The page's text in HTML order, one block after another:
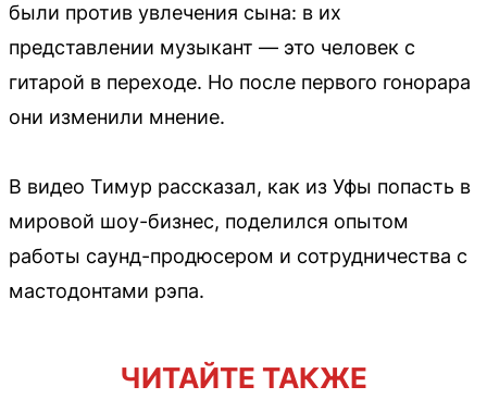
были против увлечения сына: в их
представлении музыкант — это человек с
гитарой в переходе. Но после первого гонорара
они изменили мнение.
В видео Тимур рассказал, как из Уфы попасть в
мировой шоу-бизнес, поделился опытом
работы саунд-продюсером и сотрудничества с
мастодонтами рэпа.
ЧИТАЙТЕ ТАКЖЕ